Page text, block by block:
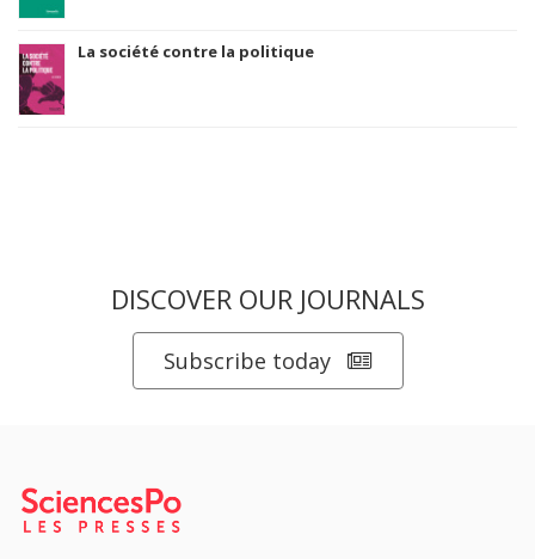
La société contre la politique
DISCOVER OUR JOURNALS
Subscribe today